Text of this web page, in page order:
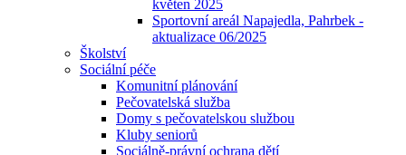
květen 2025
Sportovní areál Napajedla, Pahrbek -
aktualizace 06/2025
Školství
Sociální péče
Komunitní plánování
Pečovatelská služba
Domy s pečovatelskou službou
Kluby seniorů
Sociálně-právní ochrana dětí